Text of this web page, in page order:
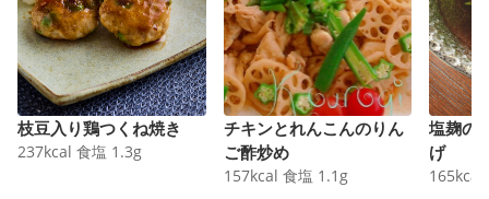
枝豆入り鶏つくね焼き
237kcal 食塩 1.3g
チキンとれんこんのりん
ご酢炒め
157kcal 食塩 1.1 g
塩麹の
げ
165kcal